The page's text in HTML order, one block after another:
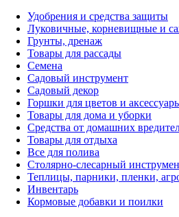
Удобрения и средства защиты
Луковичные, корневищные и
Грунты, дренаж
Товары для рассады
Семена
Садовый инструмент
Садовый декор
Горшки для цветов и
Товары для дома и уборки
Средства от домашних
Товары для отдыха
Все для полива
Столярно-слесарный
Теплицы, парники, пленки,
Инвентарь
Кормовые добавки и поилки